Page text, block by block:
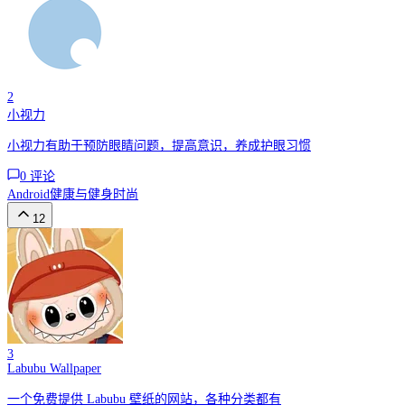
2
小视力
小视力有助于预防眼睛问题，提高意识，养成护眼习惯
0 评论
Android健康与健身 时尚
12
3
Labubu Wallpaper
一个免费提供 Labubu 壁纸的网站，各种分类都有